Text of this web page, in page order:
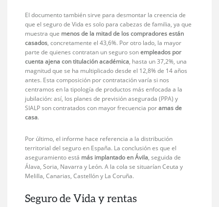
El documento también sirve para desmontar la creencia de
que el seguro de Vida es solo para cabezas de familia, ya que
muestra que menos de la mitad de los compradores están
casados, concretamente el 43,6%. Por otro lado, la mayor
parte de quienes contratan un seguro sonempleados por
cuenta ajena con titulación académica, hasta un 37,2%, una
magnitud que se ha multiplicado desde el 12,8% de 14 años
antes. Esta composición por contratación varía si nos
centramos en la tipología de productos más enfocada a la
jubilación: así, los planes de previsión asegurada (PPA) y
SIALP son contratados con mayor frecuencia poramas de
casa.
Por último, el informe hace referencia a la distribución
territorial del seguro en España. La conclusión es que el
aseguramiento está más implantado en Ávila, seguida de
Álava, Soria, Navarra y León. A la cola se situarían Ceuta y
Melilla, Canarias, Castellón y La Coruña.
Seguro de Vida y rentas